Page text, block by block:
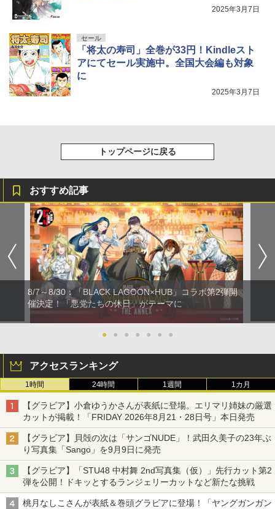
2025年3月7日
セール
「将太の寿司」全巻が33円！Kindleスト
アにてセール実施中。全国大会編も対象
に
2025年3月7日
トップページに戻る
おすすめ記事
8/7～8/30：「BLACK LAGOON×HUB」コラボ第2弾開
催決定！「悪党たちの休日」がテーマに
● ● ● ● ● ● ●
アクセスランキング
1時間 24時間 1週間 1カ月
【グラビア】小倉ゆうかさんが表紙に登場。エリマリ姉妹の厳選
カットが掲載！「FRIDAY 2026年8⽉21・28日号」本日発売
【グラビア】貝殻の次は「サンゴNUDE」！武田久美子の23年ぶ
り写真集「Sango」を9月9日に発売
【グラビア】「STU48 中村舞 2nd写真集（仮）」先行カット第2
弾を公開！ドキッとするランジェリーカットなど新たな挑戦
桃月なしこさんが表紙＆巻頭グラビアに登場！「ヤングガンガン